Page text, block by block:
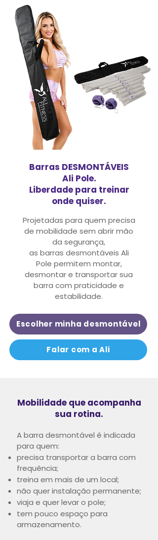
Barras DESMONTÁVEIS
Ali Pole.
Liberdade para treinar
onde quiser.
Projetadas para quem precisa
de mobilidade sem abrir mão
da segurança,
as barras desmontáveis Ali
Pole permitem montar,
desmontar e transportar sua
barra com praticidade e
estabilidade.
Escolher minha desmontável
Falar com a Ali
Mobilidade que acompanha
sua rotina.
A barra desmontável é indicada
para quem:
precisa transportar a barra com
frequência;
treina em mais de um local;
não quer instalação permanente;
viaja e quer levar o pole;
tem pouco espaço para
armazenamento.